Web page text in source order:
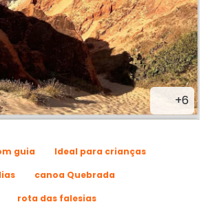
+6
guia
Ideal para crianças
canoa Quebrada
rota das falesias